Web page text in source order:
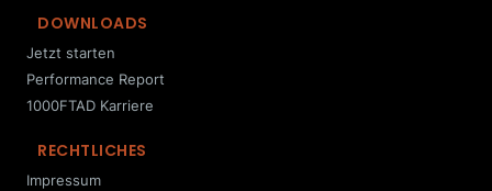
DOWNLOADS
Jetzt starten
Performance Report
1000FTAD Karriere
RECHTLICHES
Impressum